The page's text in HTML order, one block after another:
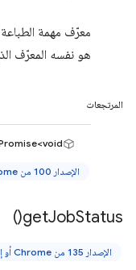
معرّف مهمة
هو نفسه المعرّف
المرتجعات
الإصدار 100 من Chrome والإصدارات الأحدث
getJobStatus(
)
الإصدار 135 من Chrome أو إصدار أحدث